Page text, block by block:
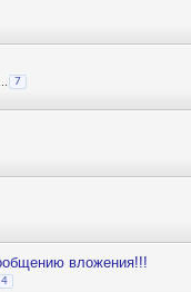
... 7
вложения!!!
4